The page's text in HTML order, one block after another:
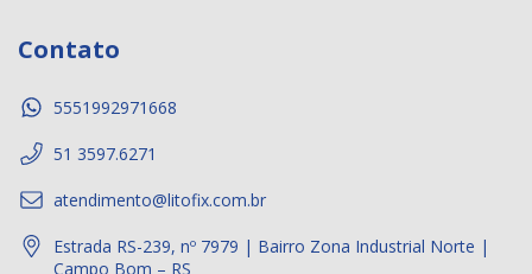
Contato
5551992971668
51 3597.6271
atendimento@litofix.com.br
Estrada RS-239, nº 7979 | Bairro Zona Industrial Norte |
Campo Bom – RS